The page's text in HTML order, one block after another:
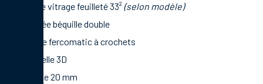
Double vitrage feuilleté 33²(selon modèle)
Poignée béquille double
Serrure fercomatic à crochets
Paumelle 3D
Seuil de 20 mm